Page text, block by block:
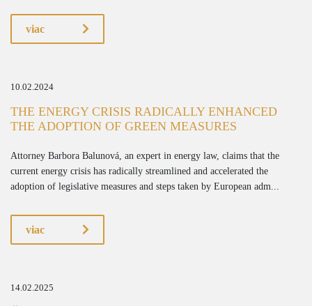
viac
10.02.2024
THE ENERGY CRISIS RADICALLY ENHANCED
THE ADOPTION OF GREEN MEASURES
Attorney Barbora Balunová, an expert in energy law, claims that the
current energy crisis has radically streamlined and accelerated the
adoption of legislative measures and steps taken by European adm...
viac
14.02.2025